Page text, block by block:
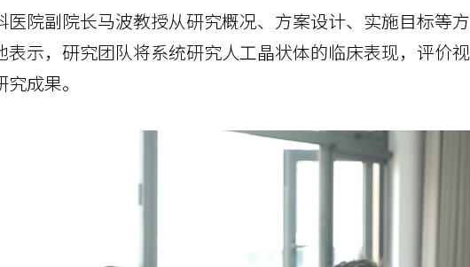
院副院长马波教授从研究概况、方案设计、实施目标等
示，研究团队将系统研究人工晶状体的临床表现，评价
成果。